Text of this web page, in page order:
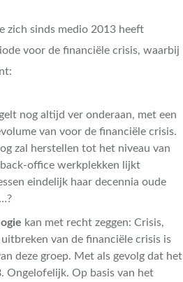
zich sinds medio 2013 heeft
voor de financiële crisis, waarbij
nog altijd ver onderaan, met een
van voor de financiële crisis.
zal herstellen tot het niveau van
office werkplekken lijkt
eindelijk haar decennia oude
…?
kan met recht zeggen: Crisis,
van de financiële crisis is
deze groep. Met als gevolg dat het
Ongelofelijk. Op basis van het